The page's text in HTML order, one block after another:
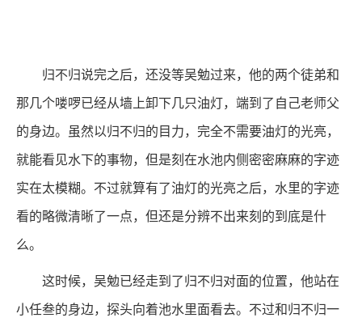
归不归说完之后，还没等吴勉过来，他的两个徒弟和
那几个喽啰已经从墙上卸下几只油灯，端到了自己老师父
的身边。虽然以归不归的目力，完全不需要油灯的光亮，
就能看见水下的事物，但是刻在水池内侧密密麻麻的字迹
实在太模糊。不过就算有了油灯的光亮之后，水里的字迹
看的略微清晰了一点，但还是分辨不出来刻的到底是什
么。
这时候，吴勉已经走到了归不归对面的位置，他站在
小任叁的身边，探头向着池水里面看去。不过和归不归一